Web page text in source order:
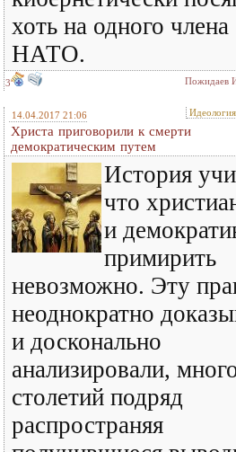
хоть на одного члена
НАТО.
3 Пожидаев
14.04.2017 21:06
Христа приговорили к смерти
демократическим путем
История
что
и
примирить
невозможно. Эту
неоднократно
и досконально
анализировали,
столетий подряд
распространяя